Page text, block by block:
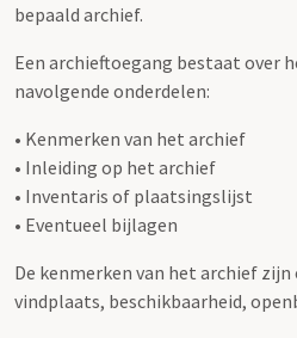
bepaald archief.
Een archieftoegang bestaat over
navolgende onderdelen:
• Kenmerken van het archief
• Inleiding op het archief
• Inventaris of plaatsingslijst
• Eventueel bijlagen
De kenmerken van het archief zijn
vindplaats, beschikbaarheid,